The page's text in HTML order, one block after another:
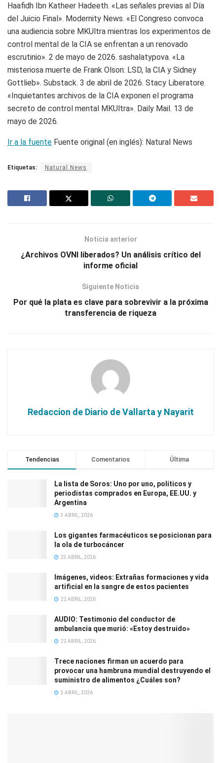
Haafidh Ibn Katheer Hadeeth. «Las señales previas al Día
del Juicio Final». Modernity News. «El Congreso convoca
una audiencia sobre MKUltra mientras los experimentos de
control mental de la CIA se enfrentan a un renovado
escrutinio». 2 de mayo de 2026. sashalatypova. «La
misteriosa muerte de Frank Olson: LSD, la CIA y Sidney
Gottlieb». Substack. 3 de abril de 2026. Stacy Liberatore.
«Inquietantes archivos de la CIA exponen el programa
secreto de control mental MKUltra». Daily Mail. 13 de
mayo de 2026.
Ir a la fuente Fuente original (en inglés): Natural News
Etiquetas: Natural News
Noticia anterior
¿Archivos OVNI liberados? Un análisis crítico del
informe oficial
Siguiente Noticia
Por qué la plata es clave para sobrevivir a la próxima
transferencia de riqueza
Redaccion de Diario de Vallarta y Nayarit
Tendencias Comentarios Última
La lista de Soros: Uno por uno, políticos y
periodistas comprados en Europa, EE.UU. y
Argentina
3 ABRIL, 2026
Los gigantes farmacéuticos se posicionan para
la ola de turbocáncer
23 ABRIL, 2026
Imágenes, videos: Extrañas formaciones y vida
artificial en la sangre de estos pacientes
22 ABRIL, 2026
AUDIO: Testimonio del conductor de
ambulancia que murió: «Estoy destruido»
22 ABRIL, 2026
Trece naciones firman un acuerdo para
provocar una hambruna mundial destruyendo el
suministro de alimentos ¿Cuáles son?
3 ABRIL, 2026